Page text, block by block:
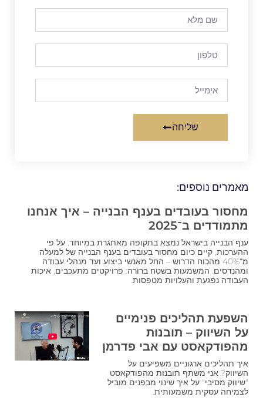
שליחה
מאמרים נוספים:
מחסור בעובדים בענף הבנייה – איך אנחנו
מתמודדים ב־2025
ענף הבנייה בישראל נמצא בתקופה מאתגרת במיוחד. על פי
ההערכות, קיים כיום מחסור בעובדים בענף הבנייה של למעלה
מ־40% מהכוח הדרוש – החל מאנשי ביצוע ועד מנהלי עבודה
ומהנדסים. המשמעות בשטח ברורה: פרויקטים מתעכבים, איכות
העבודה נפגעת והעלויות מטפסות.
השפעת תהליכים פנימיים
על השיווק – תובנות
מהפודקאסט עם אבי פדרמן
איך תהליכים ארגוניים משפיעים על
השיווק? אני משתף תובנות מהפודקאסט
"שיווק מסיבי" על איך שינוי מבפנים מוביל
לצמיחה עסקית משמעותית.